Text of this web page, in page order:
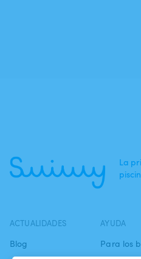
La
ACTUALIDADES
Blog
AYUDA
Para los